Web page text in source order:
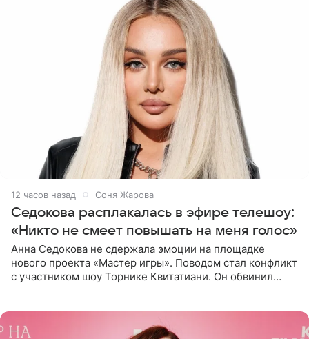
12 часов назад Соня Жарова
Седокова расплакалась в эфире телешоу:
«Никто не смеет повышать на меня голос»
Анна Седокова не сдержала эмоции на площадке
нового проекта «Мастер игры». Поводом стал конфликт
с участником шоу Торнике Квитатиани. Он обвинил